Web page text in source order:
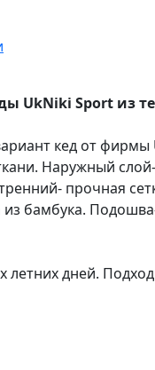
UkNiki Sport из
кед от фирмы
Наружный
прочная
бамбука.
летних дней.